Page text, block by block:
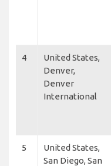
4
United States,
Denver,
Denver
International
5
United States,
San Diego, San